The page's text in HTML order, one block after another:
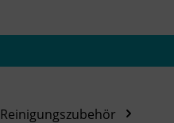
Reinigungszubehör